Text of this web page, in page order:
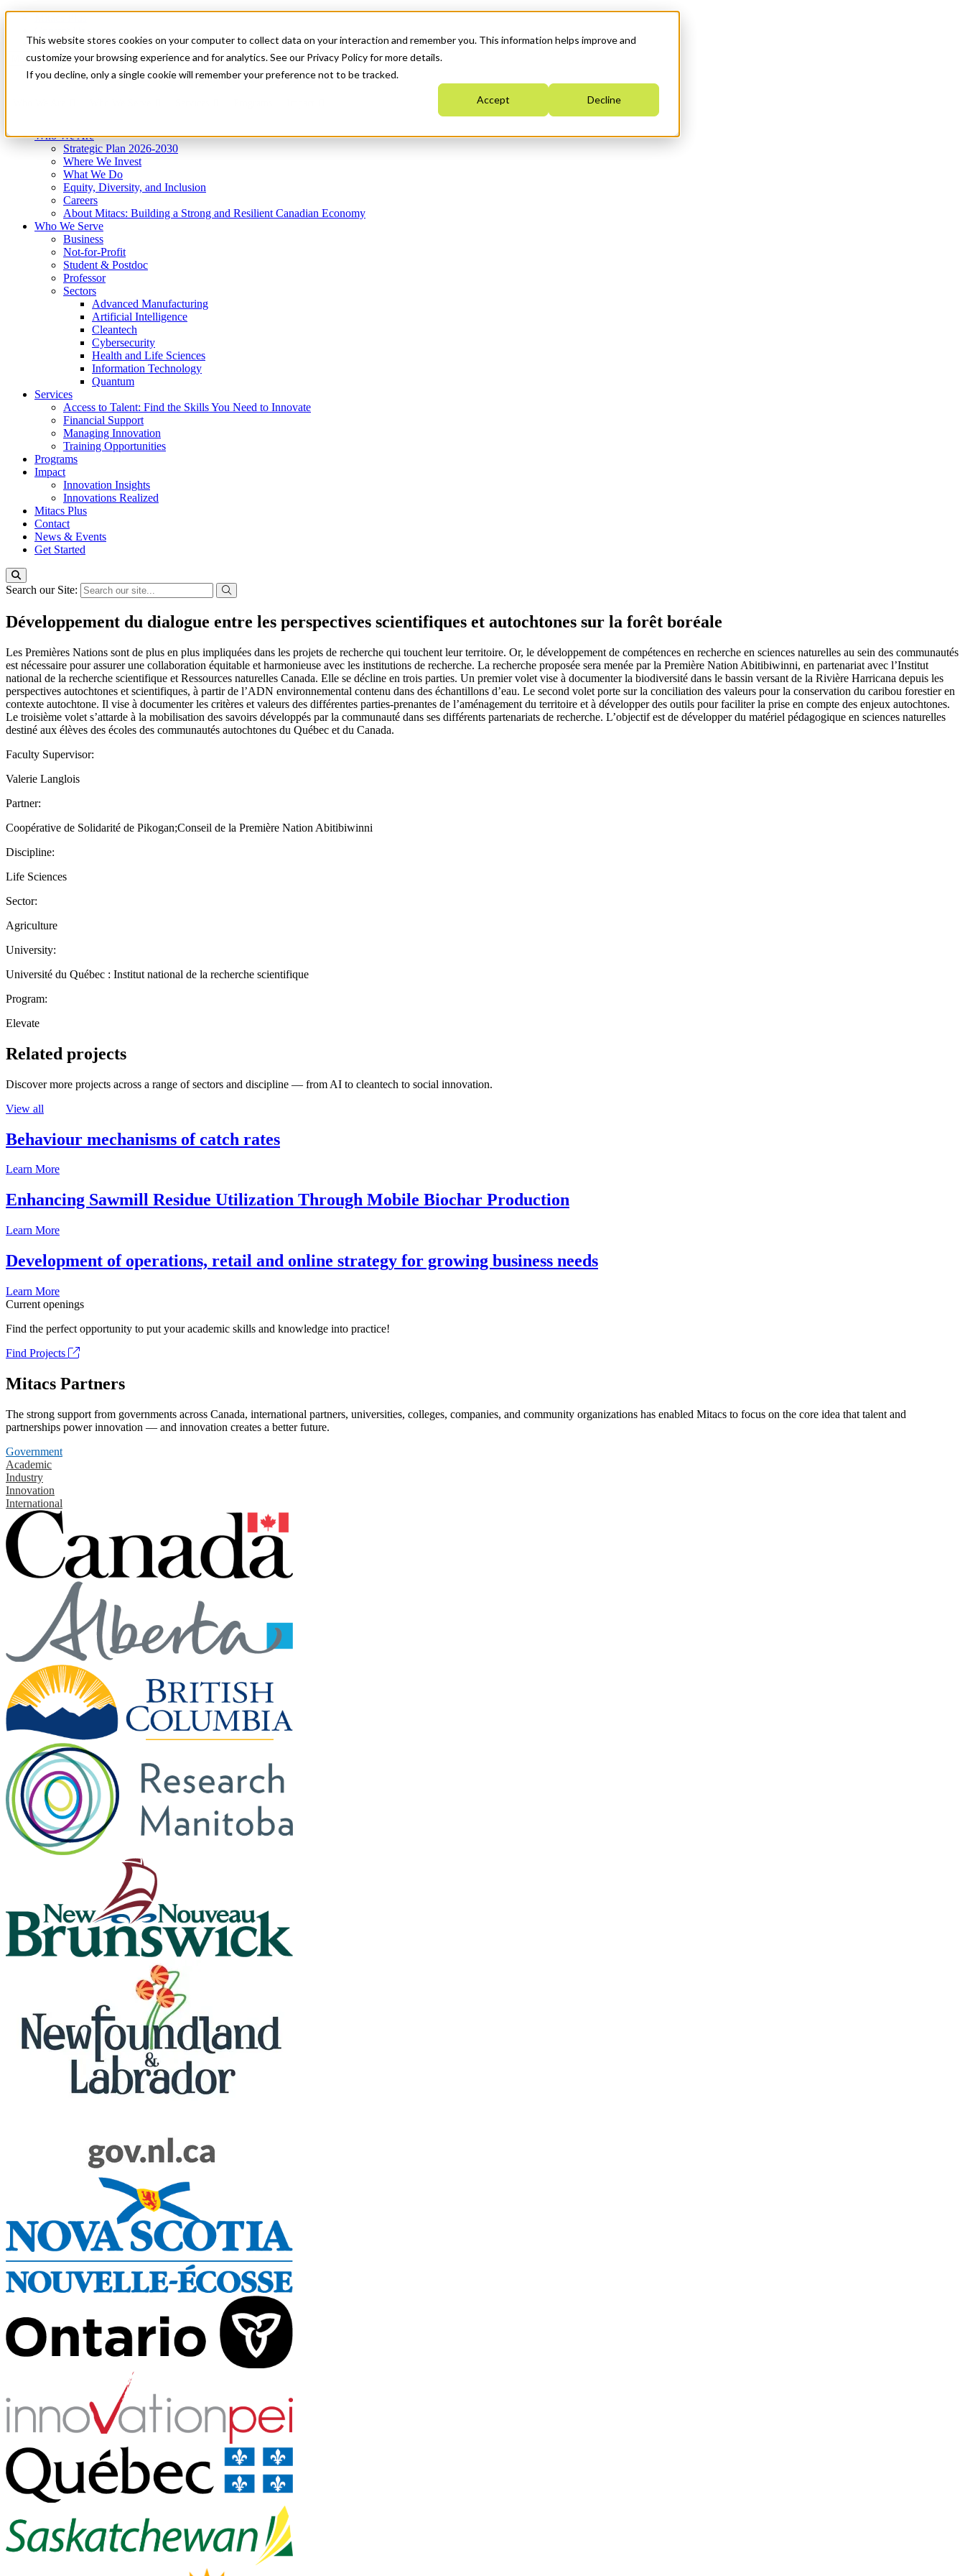
This website stores cookies on your computer to collect data on your interaction and remember you. This information helps improve and
customize your browsing experience and for analytics. See our Privacy Policy for more details.
If you decline, only a single cookie will remember your preference not to be tracked.
Accept Decline
News & Events
Get Started
Menu
Who We Are
Strategic Plan 2026-2030
Where We Invest
What We Do
Equity, Diversity, and Inclusion
Careers
About Mitacs: Building a Strong and Resilient Canadian Economy
Who We Serve
Business
Not-for-Profit
Student & Postdoc
Professor
Sectors
Advanced Manufacturing
Artificial Intelligence
Cleantech
Cybersecurity
Health and Life Sciences
Information Technology
Quantum
Services
Access to Talent: Find the Skills You Need to Innovate
Financial Support
Managing Innovation
Training Opportunities
Programs
Impact
Innovation Insights
Innovations Realized
Mitacs Plus
Contact
News & Events
Get Started
Search our Site:
Développement du dialogue entre les perspectives scientifiques et autochtones sur la forêt boréale
Les Premières Nations sont de plus en plus impliquées dans les projets de recherche qui touchent leur territoire. Or, le développement de compétences en recherche en sciences naturelles au sein des communautés
est nécessaire pour assurer une collaboration équitable et harmonieuse avec les institutions de recherche. La recherche proposée sera menée par la Première Nation Abitibiwinni, en partenariat avec l’Institut
national de la recherche scientifique et Ressources naturelles Canada. Elle se décline en trois parties. Un premier volet vise à documenter la biodiversité dans le bassin versant de la Rivière Harricana depuis les
perspectives autochtones et scientifiques, à partir de l’ADN environnemental contenu dans des échantillons d’eau. Le second volet porte sur la conciliation des valeurs pour la conservation du caribou forestier en
contexte autochtone. Il vise à documenter les critères et valeurs des différentes parties-prenantes de l’aménagement du territoire et à développer des outils pour faciliter la prise en compte des enjeux autochtones.
Le troisième volet s’attarde à la mobilisation des savoirs développés par la communauté dans ses différents partenariats de recherche. L’objectif est de développer du matériel pédagogique en sciences naturelles
destiné aux élèves des écoles des communautés autochtones du Québec et du Canada.
Faculty Supervisor:
Valerie Langlois
Partner:
Coopérative de Solidarité de Pikogan;Conseil de la Première Nation Abitibiwinni
Discipline:
Life Sciences
Sector:
Agriculture
University:
Université du Québec : Institut national de la recherche scientifique
Program:
Elevate
Related projects
Discover more projects across a range of sectors and discipline — from AI to cleantech to social innovation.
View all
Behaviour mechanisms of catch rates
Learn More
Enhancing Sawmill Residue Utilization Through Mobile Biochar Production
Learn More
Development of operations, retail and online strategy for growing business needs
Learn More
Current openings
Find the perfect opportunity to put your academic skills and knowledge into practice!
Find Projects
Mitacs Partners
The strong support from governments across Canada, international partners, universities, colleges, companies, and community organizations has enabled Mitacs to focus on the core idea that talent and
partnerships power innovation — and innovation creates a better future.
Government
Academic
Industry
Innovation
International